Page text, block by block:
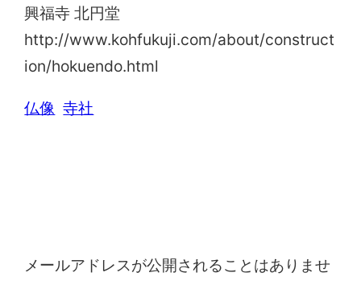
興福寺 北円堂
http://www.kohfukuji.com/about/construct
ion/hokuendo.html
仏像 寺社
メールアドレスが公開されることはありませ